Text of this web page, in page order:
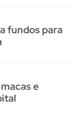
fundos para
e